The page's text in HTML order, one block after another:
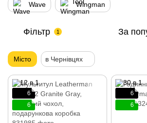
Wave Wingman
Фільтр 1 За
Місто в Чернівцях
6
6
6
6